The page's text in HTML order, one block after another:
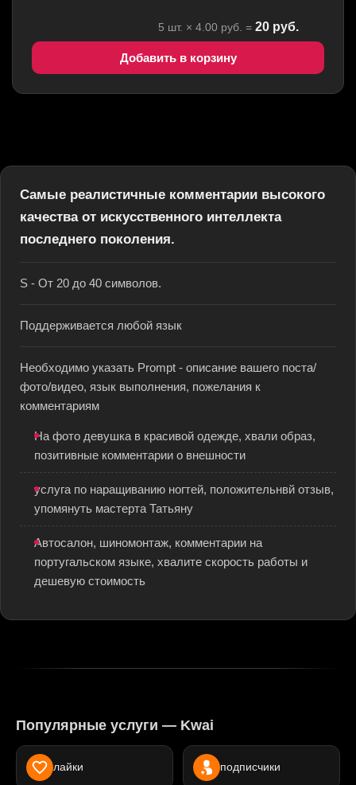
5 шт. × 4.00 руб. = 20 руб.
Добавить в корзину
Самые реалистичные комментарии высокого
качества от искусственного интеллекта
последнего поколения.
S - От 20 до 40 символов.
Поддерживается любой язык
Необходимо указать Prompt - описание вашего поста/
фото/видео, язык выполнения, пожелания к
комментариям
На фото девушка в красивой одежде, хвали образ,
позитивные комментарии о внешности
услуга по наращиванию ногтей, положительнвй отзыв,
упомянуть мастерта Татьяну
Автосалон, шиномонтаж, комментарии на
португальском языке, хвалите скорость работы и
дешевую стоимость
Популярные услуги — Kwai
лайки подписчики